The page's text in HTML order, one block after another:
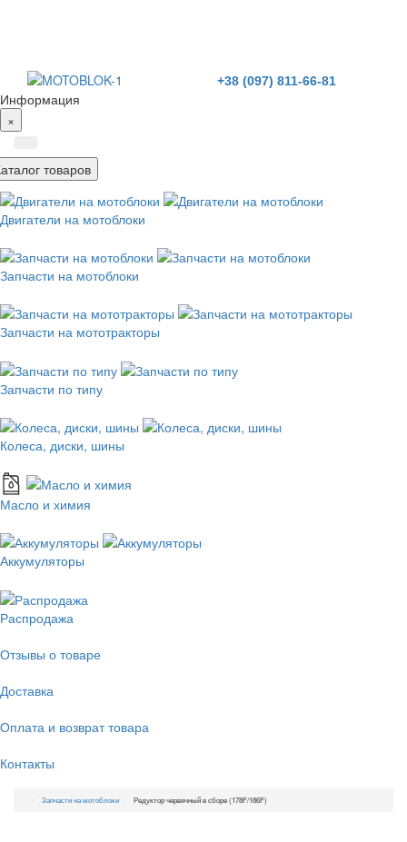
+38 (097) 811-66-81
Информация
×
товаров
Двигатели на мотоблоки
Запчасти на мотоблоки
Запчасти на мототракторы
Запчасти по типу
Колеса, диски, шины
Масло и химия
Аккумуляторы
Распродажа
Отзывы о товаре
Доставка
Оплата и возврат товара
Контакты
Запчасти на мотоблоки Редуктор червячный в сборе (178F/186F)